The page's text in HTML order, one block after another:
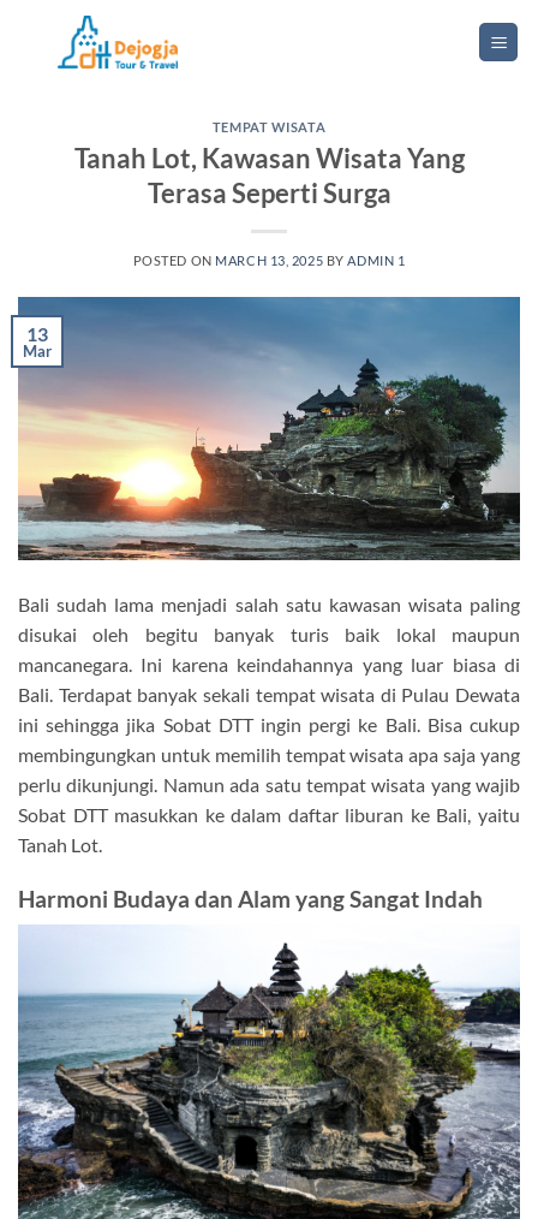
content
TEMPAT WISATA
Tanah Lot, Kawasan Wisata Yang
Terasa Seperti Surga
POSTED ON MARCH 13, 2025 BY ADMIN 1
13
Mar
Bali sudah lama menjadi salah satu kawasan wisata paling
disukai oleh begitu banyak turis baik lokal maupun
mancanegara. Ini karena keindahannya yang luar biasa di
Bali. Terdapat banyak sekali tempat wisata di Pulau Dewata
ini sehingga jika Sobat DTT ingin pergi ke Bali. Bisa cukup
membingungkan untuk memilih tempat wisata apa saja yang
perlu dikunjungi. Namun ada satu tempat wisata yang wajib
Sobat DTT masukkan ke dalam daftar liburan ke Bali, yaitu
Tanah Lot.
Harmoni Budaya dan Alam yang Sangat Indah